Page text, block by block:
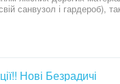
санвузол і гардероб),
з кімнатами
.газ ,свет, генератор
Нові Безрадичі